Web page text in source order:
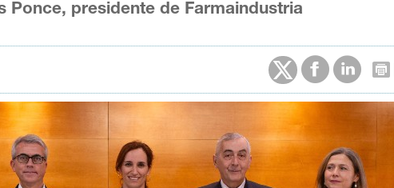
Ponce, presidente de Farmaindustria